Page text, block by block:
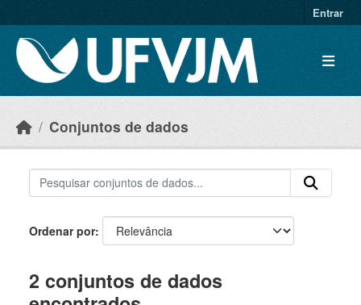
Entrar
Conjuntos de dados
Ordenar por
2 conjuntos de dados